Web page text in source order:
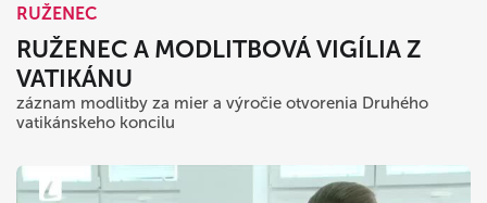
RUŽENEC
RUŽENEC A MODLITBOVÁ VIGÍLIA Z
VATIKÁNU
záznam modlitby za mier a výročie otvorenia Druhého
vatikánskeho koncilu